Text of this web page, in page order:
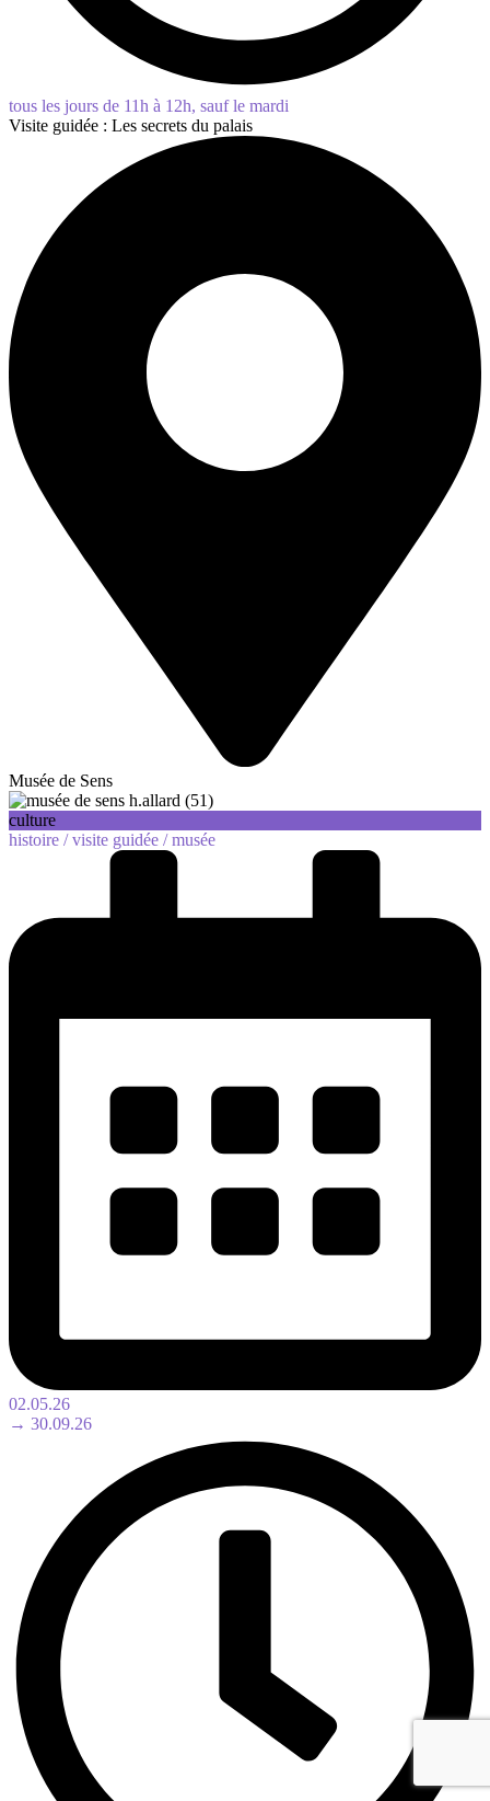
tous les jours de 11h à 12h, sauf le mardi
Visite guidée : Les secrets du palais
Musée de Sens
culture
histoire /visite guidée /musée
02.05.26
→ 30.09.26